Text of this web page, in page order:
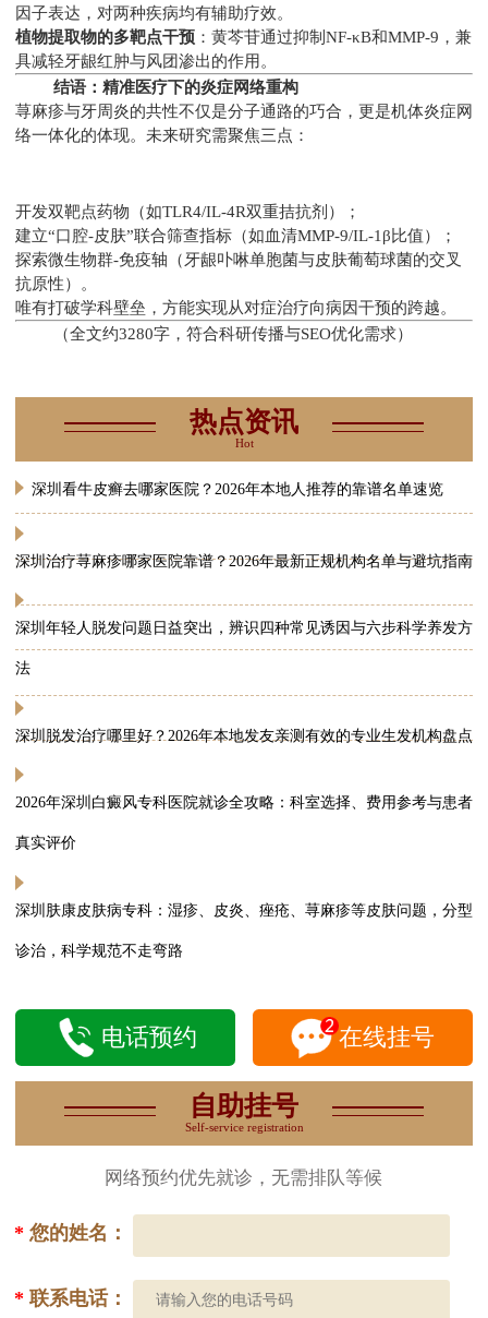
因子表达，对两种疾病均有辅助疗效。
植物提取物的多靶点干预 ：黄芩苷通过抑制NF-κB和MMP-9，兼
具减轻牙龈红肿与风团渗出的作用。
结语：精准医疗下的炎症网络重构
荨麻疹与牙周炎的共性不仅是分子通路的巧合，更是机体炎症网
络一体化的体现。未来研究需聚焦三点：
开发双靶点药物（如TLR4/IL-4R双重拮抗剂）；
建立“口腔-皮肤”联合筛查指标（如血清MMP-9/IL-1β比值）；
探索微生物群-免疫轴（牙龈卟啉单胞菌与皮肤葡萄球菌的交叉
抗原性）。
唯有打破学科壁垒，方能实现从对症治疗向病因干预的跨越。
（全文约3280字，符合科研传播与SEO优化需求）
热点资讯
Hot
深圳看牛皮癣去哪家医院？2026年本地人推荐的靠谱名单速览
深圳治疗荨麻疹哪家医院靠谱？2026年最新正规机构名单与避坑指南
深圳年轻人脱发问题日益突出，辨识四种常见诱因与六步科学养发方
法
深圳脱发治疗哪里好？2026年本地发友亲测有效的专业生发机构盘点
2026年深圳白癜风专科医院就诊全攻略：科室选择、费用参考与患者
真实评价
深圳肤康皮肤病专科：湿疹、皮炎、痤疮、荨麻疹等皮肤问题，分型
诊治，科学规范不走弯路
电话预约 在线挂号
自助挂号
Self-service registration
网络预约优先就诊，无需排队等候
*您的姓名：
*联系电话：